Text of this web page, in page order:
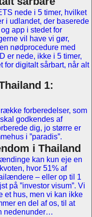
nede i 5 timer, hvilket
i udlandet, der baserede
app i stedet for
vil have vi gør,
nødprocedure med
er nede, ikke i 5 timer,
for digitalt sårbart, når alt
1:
forberedelser, som
godkendes af
dig, jo større er
i ”paradis”.
i Thailand
kan kun eje en
hvor 51% af
– eller op til 1
på ”investor visum”. Vi
et hus, men vi kan ikke
en del af os, til at
nedenunder…